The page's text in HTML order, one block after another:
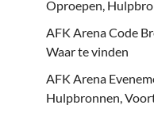
Oproepen,
AFK Arena Code
Waar te vinden
AFK Arena
Hulpbronnen,